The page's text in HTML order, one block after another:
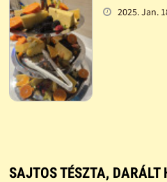
2025. Jan.
SAJTOS TÉSZTA, DARÁLT